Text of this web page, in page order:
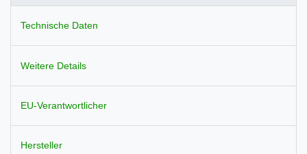
Technische Daten
Weitere Details
EU-Verantwortlicher
Hersteller